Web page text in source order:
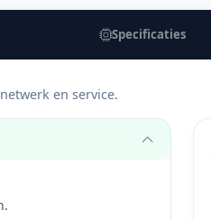
Specificaties
en service.